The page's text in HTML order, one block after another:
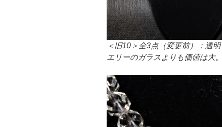
＜旧10＞全3点（変更前）：透
エリーのガラスよりも価値は大。